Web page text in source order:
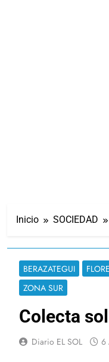
Inicio SOCIEDAD
BERAZATEGUI
ZONA SUR
Colecta
Diario EL SOL 6